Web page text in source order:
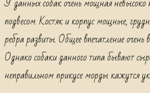
подвесом. Костяк и корпус мощные,
ребра развиты. Общее впечатление
Однако собаки данного типа бывают
неправильном прикусе морды кажутся